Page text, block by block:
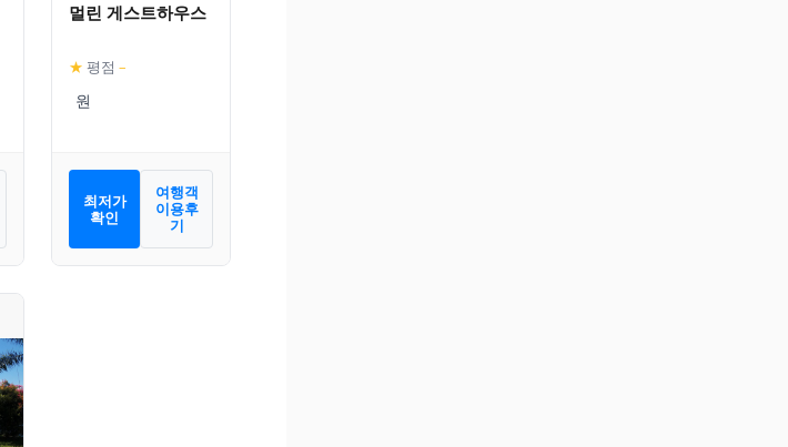
멀린 게스트하우스
★ 평점 –
최저가
확인
여행객
이용후
기